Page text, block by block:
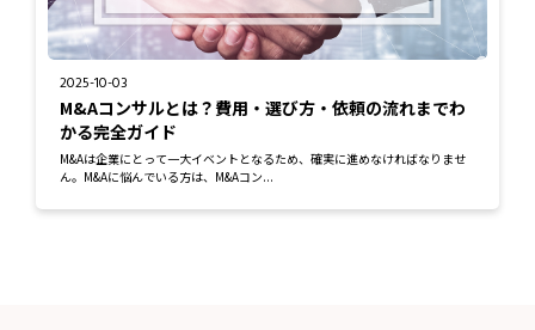
2025-10-03
M&Aコンサルとは？費用・選び方・依頼の流れまでわ
かる完全ガイド
M&Aは企業にとって一大イベントとなるため、確実に進めなければなりませ
ん。M&Aに悩んでいる方は、M&Aコン...